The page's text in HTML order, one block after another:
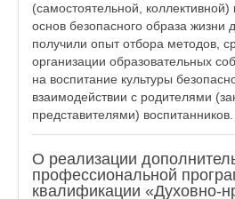
(самостоятельной,
основ безопасного образа жизни
получили опыт отбора методов,
организации образовательных
на воспитание культуры
взаимодействии с родителями
представителями) воспитанников.
О реализации
профессиональной
квалификации «Духовно-